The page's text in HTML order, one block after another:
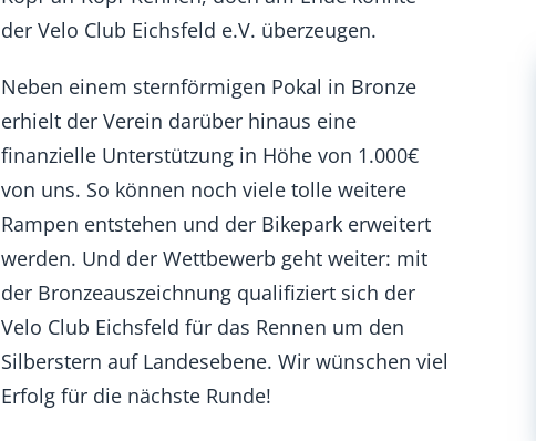
der Velo Club Eichsfeld e.V. überzeugen.
Neben einem sternförmigen Pokal in Bronze
erhielt der Verein darüber hinaus eine
finanzielle Unterstützung in Höhe von 1.000€
von uns. So können noch viele tolle weitere
Rampen entstehen und der Bikepark erweitert
werden. Und der Wettbewerb geht weiter: mit
der Bronzeauszeichnung qualifiziert sich der
Velo Club Eichsfeld für das Rennen um den
Silberstern auf Landesebene. Wir wünschen viel
Erfolg für die nächste Runde!